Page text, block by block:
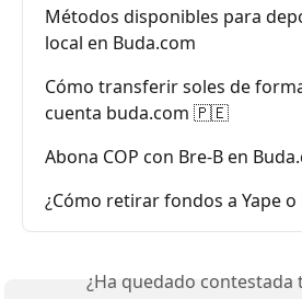
Métodos disponibles para
local en Buda.com
Cómo transferir soles de
cuenta buda.com 🇵🇪
Abona COP con Bre-B en
¿Cómo retirar fondos a Yape o
¿Ha quedado contestada